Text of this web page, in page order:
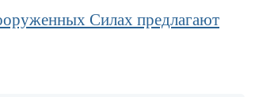
Силах предлагают